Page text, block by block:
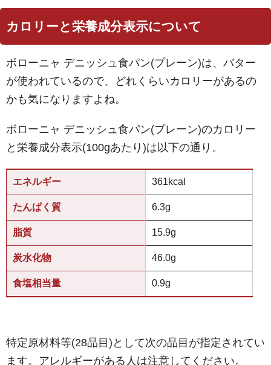
カロリーと栄養成分表示について
ボローニャ デニッシュ食パン(プレーン)は、バター
が使われているので、どれくらいカロリーがあるの
かも気になりますよね。
ボローニャ デニッシュ食パン(プレーン)のカロリー
と栄養成分表示(100gあたり)は以下の通り。
エネルギー 361kcal
たんぱく質 6.3g
脂質 15.9g
炭水化物 46.0g
食塩相当量 0.9g
特定原材料等(28品目)として次の品目が指定されてい
ます。アレルギーがある人は注意してください。